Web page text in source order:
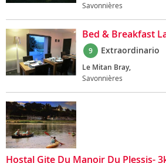
Savonnières
Bed & Breakfast
9 Extraordinario
Le Mitan Bray,
Savonnières
Hostal Gite Du Manoir Du Plessis-